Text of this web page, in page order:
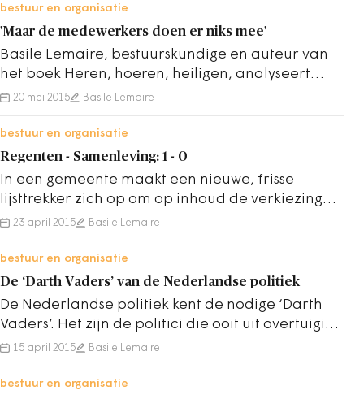
bestuur en organisatie
'Maar de medewerkers doen er niks mee'
Basile Lemaire, bestuurskundige en auteur van
het boek Heren, hoeren, heiligen, analyseert
waarom veranderprocessen bij de overheid
20 mei 2015 Basile Lemaire
bestuur en organisatie
Regenten - Samenleving: 1 - 0
In een gemeente maakt een nieuwe, frisse
lijsttrekker zich op om op inhoud de verkiezingen
te winnen. Maar partijregenten zitten daar,…
23 april 2015 Basile Lemaire
bestuur en organisatie
De ‘Darth Vaders’ van de Nederlandse politiek
De Nederlandse politiek kent de nodige ‘Darth
Vaders’. Het zijn de politici die ooit uit overtuiging
in de politiek aan de slag zijn…
15 april 2015 Basile Lemaire
bestuur en organisatie